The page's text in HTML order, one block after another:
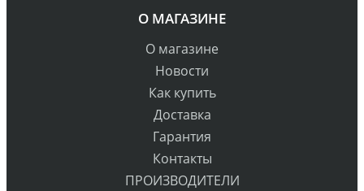
О МАГАЗИНЕ
О магазине
Новости
Как купить
Доставка
Гарантия
Контакты
ПРОИЗВОДИТЕЛИ